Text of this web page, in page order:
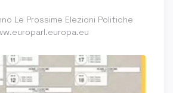
Le Prossime Elezioni Politiche